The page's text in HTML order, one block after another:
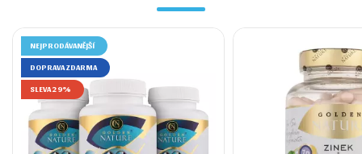
NEJPRODÁVANĚJŠÍ
DOPRAVA ZDARMA
SLEVA 29%